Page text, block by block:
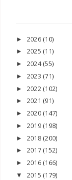
► 2026 (10)
► 2025 (11)
► 2024(55)
► 2023 (71)
► 2022 (102)
► 2021 (91)
► 2020 (147)
► 2019 (198)
► 2018 (200)
► 2017 (152)
► 2016 (166)
▼ 2015 (179)